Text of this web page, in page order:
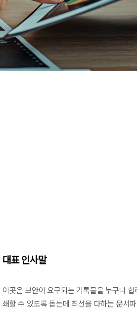
대표 인사말
이곳은 보안이 요구되는 기록물을 누구나
쇄할 수 있도록 돕는데 최선을 다하는 문서